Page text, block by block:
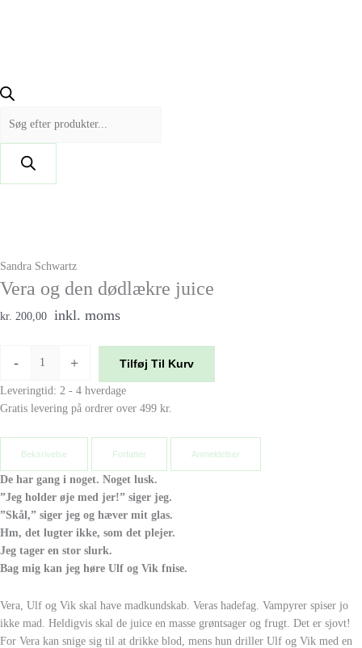
Sandra Schwartz
Vera og den dødlækre juice
kr. 200,00 inkl. moms
- + Tilføj Til Kurv
Leveringtid: 2 - 4 hverdage
Gratis levering på ordrer over 499 kr.
Beksrivelse Forfatter Anmeldelser
De har gang i noget. Noget lusk.
”Jeg holder øje med jer!” siger jeg.
”Skål,” siger jeg og hæver mit glas.
Hm, det lugter ikke, som det plejer.
Jeg tager en stor slurk.
Bag mig kan jeg høre Ulf og Vik fnise.
Vera, Ulf og Vik skal have madkundskab. Veras hadefag. Vampyrer spiser jo
ikke mad. Heldigvis skal de juice en masse grøntsager og frugt. Det er sjovt!
For Vera kan snige sig til at drikke blod, mens hun driller Ulf og Vik med en